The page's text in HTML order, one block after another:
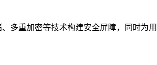
多重加密等技术构建安全屏障，同时为